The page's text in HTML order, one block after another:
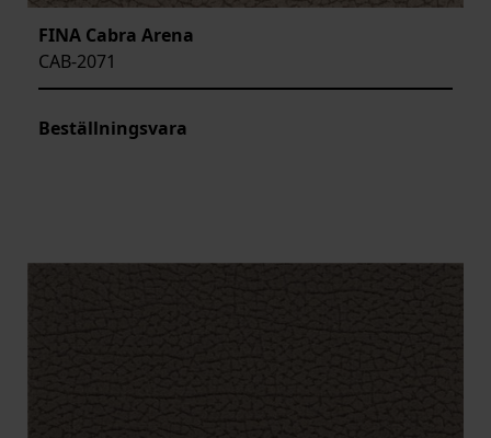
FINA Cabra Arena
CAB-2071
Beställningsvara